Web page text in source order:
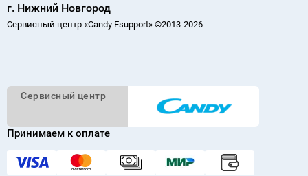
г. Нижний Новгород
Сервисный центр «Candy Esupport» ©2013-2026
Cервисный центр
Принимаем к оплате